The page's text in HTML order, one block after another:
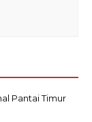
Pantai Timur